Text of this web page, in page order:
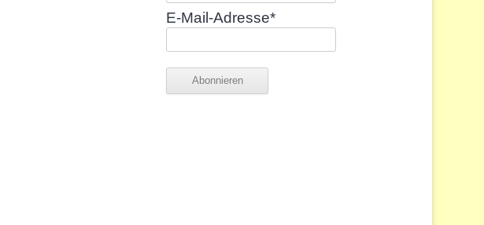
E-Mail-Adresse*